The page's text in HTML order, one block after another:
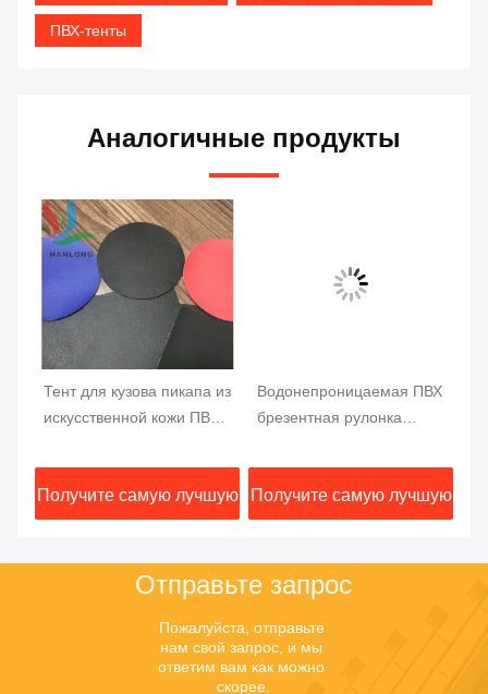
ПВХ-тенты
Аналогичные продукты
Тент для кузова пикапа из
искусственной кожи ПВХ,
1000DX1000D 20X20
750G
Получите самую лучшую
Водонепроницаемая ПВХ
брезентная рулонка
ПВХ покрытая грузовик
брезентная 610GSM
Получите самую лучшую
Отправьте запрос
Пожалуйста, отправьте
нам свой запрос, и мы
ответим вам как можно
скорее.